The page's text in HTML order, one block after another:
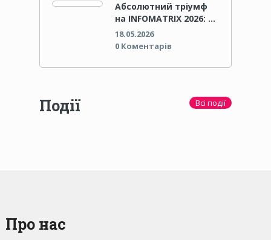
Абсолютний тріумф
на INFOMATRIX 2026: …
18.05.2026
0 Коментарів
Події Всі події
Про нас